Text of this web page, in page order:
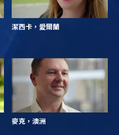
潔西卡，愛爾蘭
麥克，澳洲